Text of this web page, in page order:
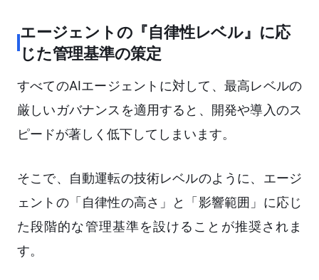
エージェントの『自律性レベル』に応
じた管理基準の策定
すべてのAIエージェントに対して、最高レベルの
厳しいガバナンスを適用すると、開発や導入のス
ピードが著しく低下してしまいます。
そこで、自動運転の技術レベルのように、エージ
ェントの「自律性の高さ」と「影響範囲」に応じ
た段階的な管理基準を設けることが推奨されま
す。